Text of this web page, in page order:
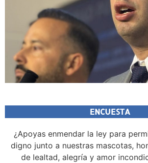
ENCUESTA
¿Apoyas enmendar la ley para
digno junto a nuestras mascotas,
de lealtad, alegría y amor